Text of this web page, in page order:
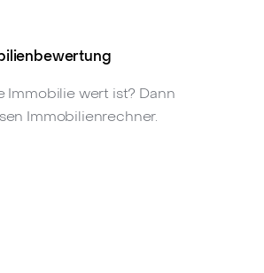
Immobilie wert ist? Dann
Immobilienrechner.